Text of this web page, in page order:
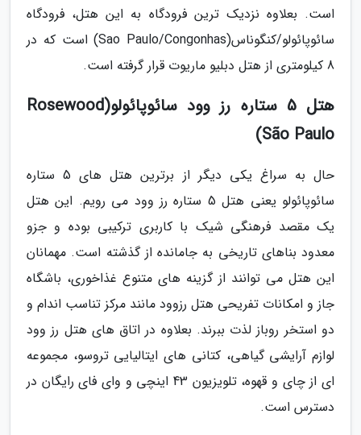
است. بعلاوه نزدیک ترین فرودگاه به این هتل، فرودگاه
سائوپائولو/کنگوناس(Sao Paulo/Congonhas) است که در
8 کیلومتری از هتل دبلیو ماریوت قرار گرفته است.
هتل 5 ستاره رز وود سائوپائولو(Rosewood
São Paulo)
حال به سراغ یکی دیگر از برترین هتل های 5 ستاره
سائوپائولو یعنی هتل 5 ستاره رز وود می رویم. این هتل
یک مقصد فرهنگی شیک با کاربری ترکیبی بوده و جزو
معدود بناهای تاریخی به جامانده از گذشته است. مهمانان
این هتل می توانند از گزینه های متنوع غذاخوری، باشگاه
جاز و امکانات تفریحی هتل رزوود مانند مرکز تناسب اندام و
دو استخر روباز لذت ببرند. بعلاوه در اتاق های هتل رز وود
لوازم آرایشی گیاهی، کتانی های ایتالیایی تروسو، مجموعه
ای از چای و قهوه، تلویزیون 43 اینچی و وای فای رایگان در
دسترس است.